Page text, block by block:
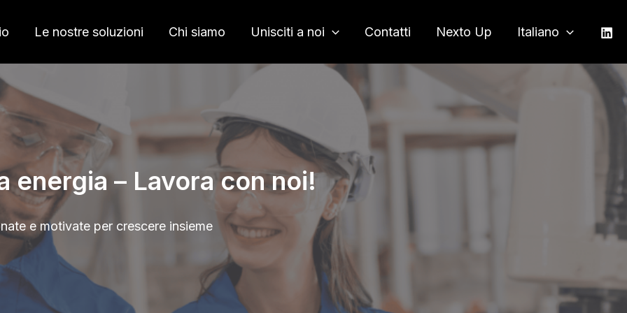
Le nostre soluzioni Chi siamo Unisciti a noi Contatti Nexto Up Italiano
energia – Lavora con noi!
e motivate per crescere insieme